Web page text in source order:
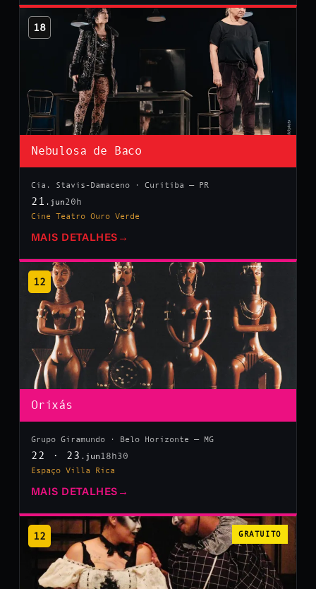
18
Nebulosa de Baco
Cia. Stavis-Damaceno · Curitiba — PR
21 .jun20h
Cine Teatro Ouro Verde
MAIS DETALHES →
12
Orixás
Grupo Giramundo · Belo Horizonte — MG
22 · 23 .jun 18h30
Espaço Villa Rica
MAIS DETALHES →
12 GRATUITO